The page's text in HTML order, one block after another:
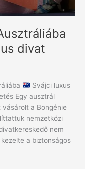
divat
Svájci luxus
Egy ausztrál
vásárolt a Bongénie
nemzetközi
nem
a biztonságos